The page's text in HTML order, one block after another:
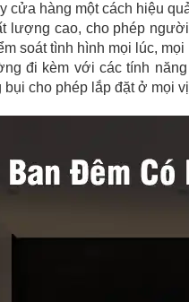
cửa hàng một cách hiệu
lượng cao, cho phép
soát tình hình mọi lúc,
đi kèm với các tính
cho phép lắp đặt ở mọi